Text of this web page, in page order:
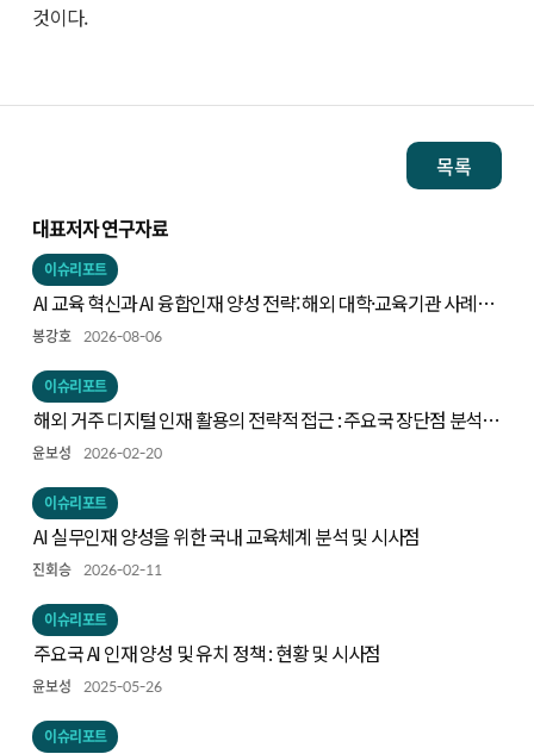
것이다.
목록
대표저자 연구자료
이슈리포트
AI 교육 혁신과 AI 융합인재 양성 전략: 해외 대학·교육기관 사례와
시사점
봉강호 2026-08-06
이슈리포트
해외 거주 디지털 인재 활용의 전략적 접근 : 주요국 장단점 분석을
중심으로
윤보성 2026-02-20
이슈리포트
AI 실무인재 양성을 위한 국내 교육체계 분석 및 시사점
진회승 2026-02-11
이슈리포트
주요국 AI 인재 양성 및 유치 정책 : 현황 및 시사점
윤보성 2025-05-26
이슈리포트